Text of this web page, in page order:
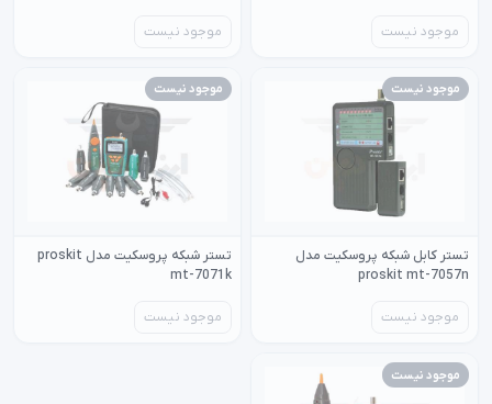
موجود نیست موجود نیست
موجود نیست
تستر کابل شبکه پروسکیت مدل
proskit mt-7057n
موجود نیست
موجود نیست
تستر شبکه پروسکیت مدل proskit
mt-7071k
موجود نیست
موجود نیست